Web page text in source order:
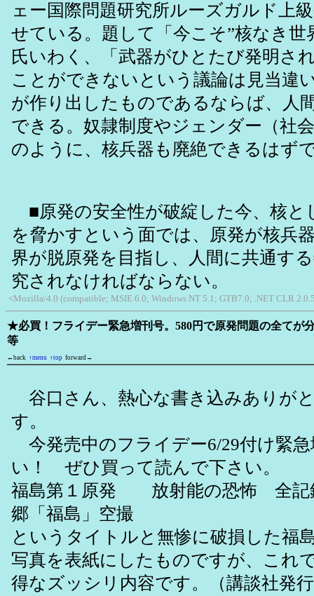
ェー国際問題研究所ルーズガルド上
せている。題して「今こそ”核なき
氏いわく、「武器がひとたび発明さ
ことができないという議論は見当違
が作り出したものであるならば、人
できる。奴隷制度やジェンダー（社
のように、核兵器も廃絶できるはず
■原発の安全性が破綻した今、核と
を脅かすという面では、原発が核兵
界が脱原発を目指し、人間に共通す
究されなければならない。
<Mozilla/4.0 (compatible; MSIE 6.0; Windows NT 5.1; GTB7.0; .NET CLR
★必買！フライデー緊急増刊号。580円で原発問題の全てが
等
←back ↑menu ↑top forward→
谷口さん、熱心な書き込みありが
す。
今発売中のフライデー6/29付け緊急
い！ ぜひ買って読んで下さい。
福島第１原発 放射能の恐怖 全記
郷「福島」空撮
というタイトルと無惨に破損した福
写真を表紙にしたものですが、これ
得なズッシリ内容です。（講談社発